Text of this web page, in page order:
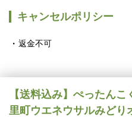
キャンセルポリシー
返金不可
【送料込み】ぺったん
里町ウエネウサルみどり